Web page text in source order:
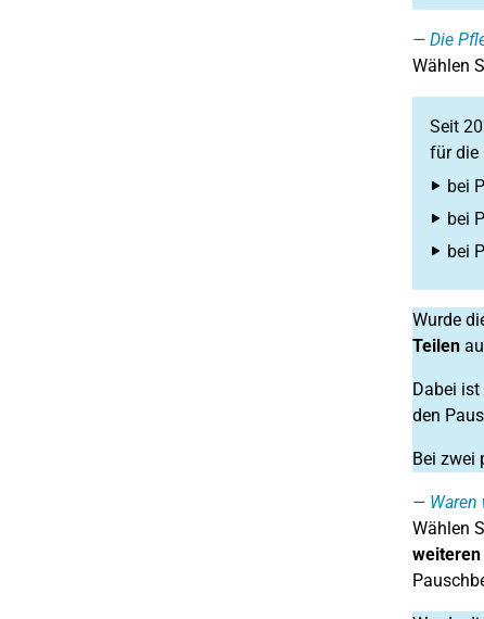
Die
Wählen
Seit
für die
bei
bei
bei
Wurde
Teilen
Dabei
den
Bei zwei
Waren
Wählen
weiteren